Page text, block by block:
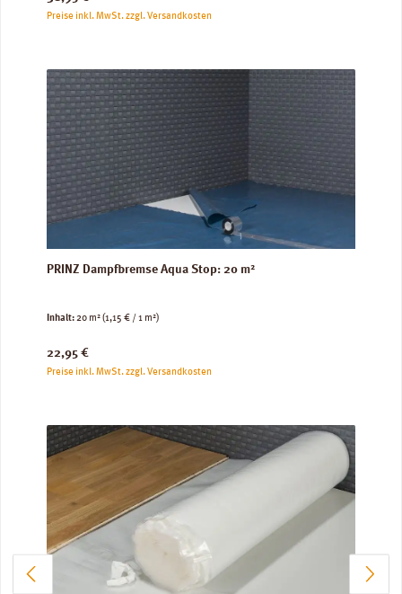
Preise inkl. MwSt. zzgl. Versandkosten
PRINZ Dampfbremse Aqua Stop: 20 m²
Inhalt:20 m²(1,15 € / 1 m²)
Regulärer Preis:
22,95 €
Preise inkl. MwSt. zzgl. Versandkosten